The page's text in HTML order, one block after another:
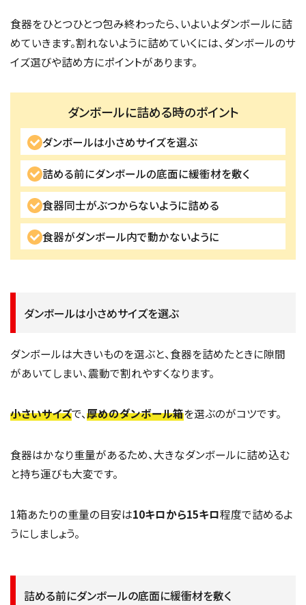
食器をひとつひとつ包み終わったら、いよいよダンボールに詰
めていきます。割れないように詰めていくには、ダンボールのサ
イズ選びや詰め方にポイントがあります。
ダンボールに詰める時のポイント
ダンボールは小さめサイズを選ぶ
詰める前にダンボールの底面に緩衝材を敷く
食器同士がぶつからないように詰める
食器がダンボール内で動かないように
ダンボールは小さめサイズを選ぶ
ダンボールは大きいものを選ぶと、食器を詰めたときに隙間
があいてしまい、震動で割れやすくなります。
小さいサイズで、厚めのダンボール箱を選ぶのがコツです。
食器はかなり重量があるため、大きなダンボールに詰め込む
と持ち運びも大変です。
1箱あたりの重量の目安は10キロから15キロ程度で詰めるよ
うにしましょう。
詰める前にダンボールの底面に緩衝材を敷く